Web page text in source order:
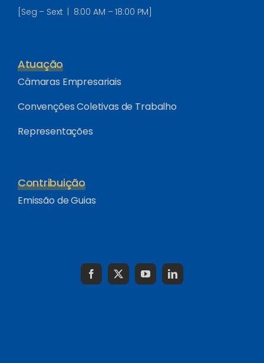
[Seg – Sext | 8:00 AM – 18:00 PM]
Atuação
Câmaras Empresariais
Convenções Coletivas de Trabalho
Representações
Contribuição
Emissão de Guias